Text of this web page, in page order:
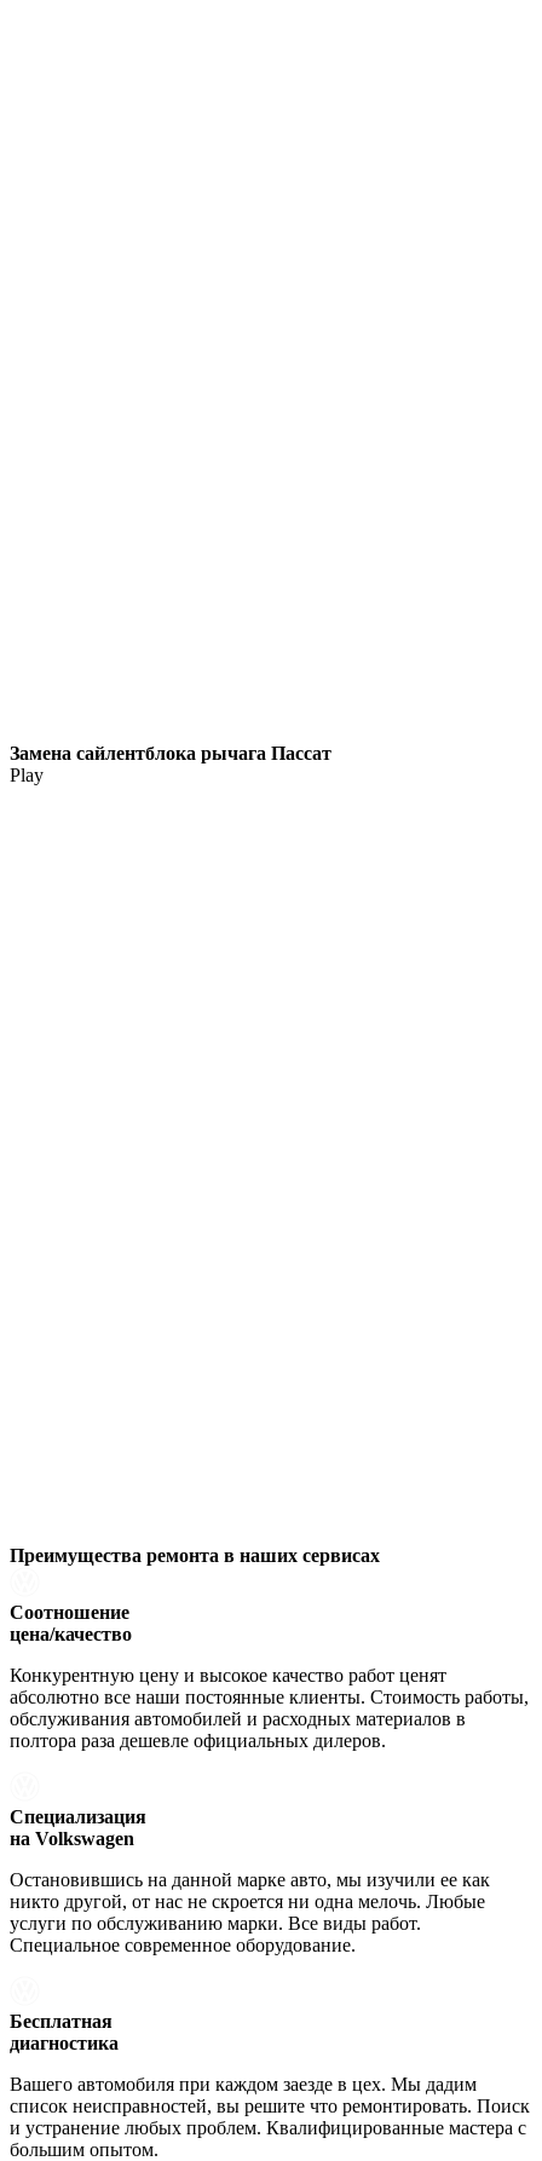
Замена сайлентблока рычага Пассат
Play
Преимущества ремонта в наших сервисах
Соотношение
цена/качество
Конкурентную цену и высокое качество работ ценят
абсолютно все наши постоянные клиенты. Стоимость работы,
обслуживания автомобилей и расходных материалов в
полтора раза дешевле официальных дилеров.
Специализация
на Volkswagen
Остановившись на данной марке авто, мы изучили ее как
никто другой, от нас не скроется ни одна мелочь. Любые
услуги по обслуживанию марки. Все виды работ.
Специальное современное оборудование.
Бесплатная
диагностика
Вашего автомобиля при каждом заезде в цех. Мы дадим
список неисправностей, вы решите что ремонтировать. Поиск
и устранение любых проблем. Квалифицированные мастера с
большим опытом.